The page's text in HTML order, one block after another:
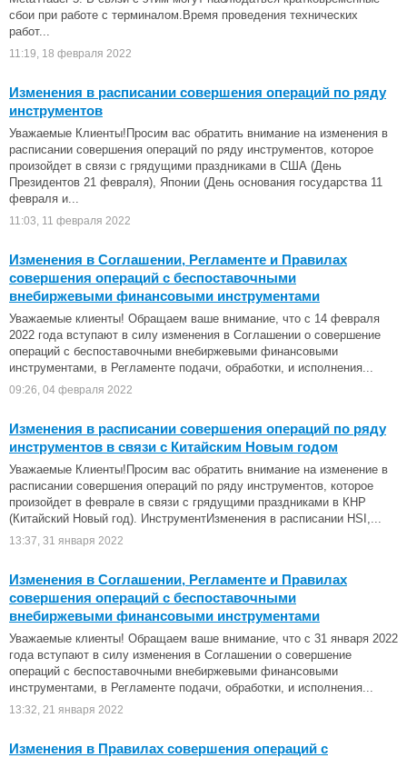
сбои при работе с терминалом.Время проведения технических
работ...
11:19, 18 февраля 2022
Изменения в расписании совершения операций по ряду
инструментов
Уважаемые Клиенты!Просим вас обратить внимание на изменения в
расписании совершения операций по ряду инструментов, которое
произойдет в связи с грядущими праздниками в США (День
Президентов 21 февраля), Японии (День основания государства 11
февраля и...
11:03, 11 февраля 2022
Изменения в Соглашении, Регламенте и Правилах
совершения операций с беспоставочными
внебиржевыми финансовыми инструментами
Уважаемые клиенты! Обращаем ваше внимание, что с 14 февраля
2022 года вступают в силу изменения в Соглашении о совершение
операций с беспоставочными внебиржевыми финансовыми
инструментами, в Регламенте подачи, обработки, и исполнения...
09:26, 04 февраля 2022
Изменения в расписании совершения операций по ряду
инструментов в связи с Китайским Новым годом
Уважаемые Клиенты!Просим вас обратить внимание на изменение в
расписании совершения операций по ряду инструментов, которое
произойдет в феврале в связи с грядущими праздниками в КНР
(Китайский Новый год). ИнструментИзменения в расписании HSI,...
13:37, 31 января 2022
Изменения в Соглашении, Регламенте и Правилах
совершения операций с беспоставочными
внебиржевыми финансовыми инструментами
Уважаемые клиенты! Обращаем ваше внимание, что с 31 января 2022
года вступают в силу изменения в Соглашении о совершение
операций с беспоставочными внебиржевыми финансовыми
инструментами, в Регламенте подачи, обработки, и исполнения...
13:32, 21 января 2022
Изменения в Правилах совершения операций с